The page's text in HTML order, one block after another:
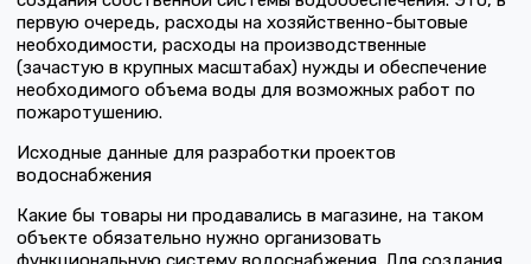
первую очередь, расходы на хозяйственно-бытовые
необходимости, расходы на производственные
(зачастую в крупных масштабах) нужды и обеспечение
необходимого объема воды для возможных работ по
пожаротушению.
Исходные данные для разработки проектов
водоснабжения
Какие бы товары ни продавались в магазине, на таком
объекте обязательно нужно организовать